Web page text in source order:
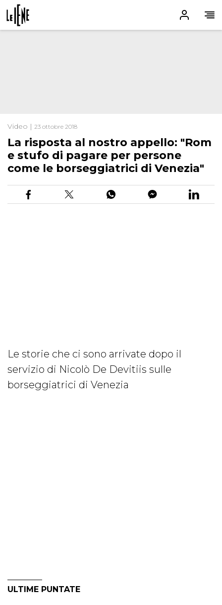
Video | 23 ottobre 2018
La risposta al nostro appello: "Rom
e stufo di pagare per persone
come le borseggiatrici di Venezia"
Le storie che ci sono arrivate dopo il
servizio di Nicolò De Devitiis sulle
borseggiatrici di Venezia
ULTIME PUNTATE